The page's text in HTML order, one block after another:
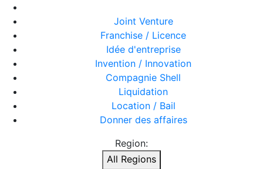
Joint Venture
Franchise / Licence
Idée d'entreprise
Invention / Innovation
Compagnie Shell
Liquidation
Location / Bail
Donner des affaires
Region:
All Regions